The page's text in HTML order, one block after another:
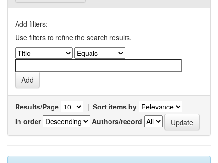
Add filters:
Use filters to refine the search results.
Results/Page | Sort items by
In order
Authors/record